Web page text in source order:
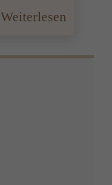
Weiterlesen
ich